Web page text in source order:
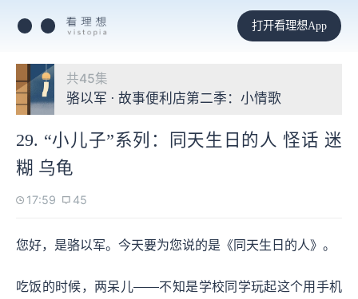
打开看理想App
共45集
骆以军 · 故事便利店第二季：小情歌
29. “小儿子”系列：同天生日的人 怪话 迷
糊 乌龟
17:59 45
您好，是骆以军。今天要为您说的是《同天生日的人》。
吃饭的时候，两呆儿——不知是学校同学玩起这个用手机